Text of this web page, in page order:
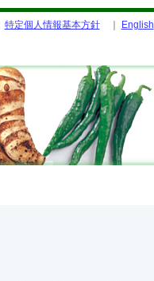
特定個人情報基本方針｜ English